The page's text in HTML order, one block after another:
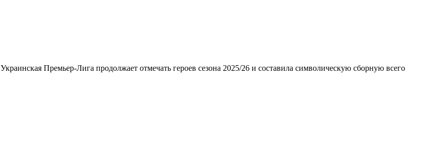
Украинская Премьер-Лига продолжает отмечать героев сезона 2025/26 и составила символическую сборную всего